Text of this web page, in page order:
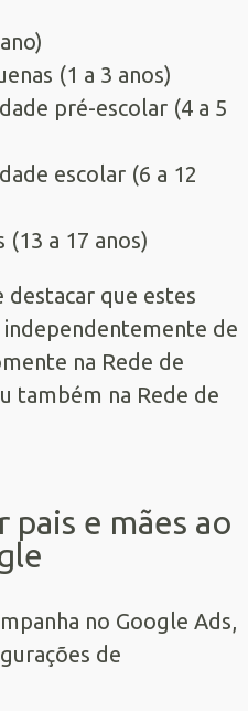
(1 a 3 anos)
pré-escolar (4 a 5
escolar (6 a 12
(13 a 17 anos)
que estes
de
na Rede de
também na Rede de
pais e mães ao
no Google Ads,
de